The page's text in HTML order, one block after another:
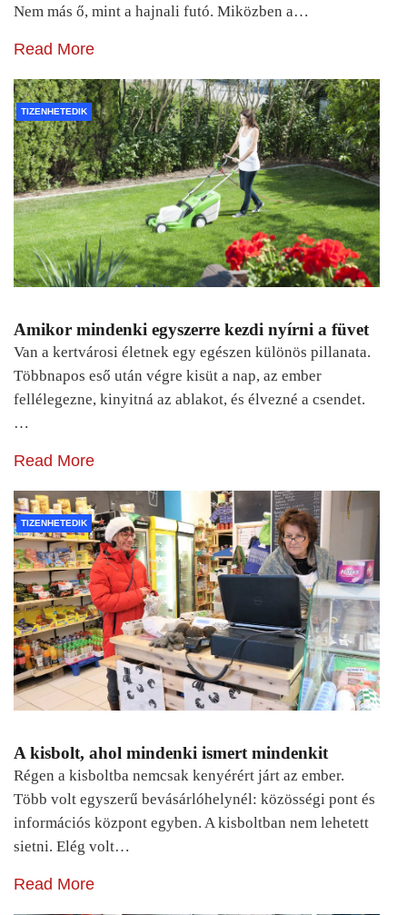
Nem más ő, mint a hajnali futó. Miközben a…
Read More
TIZENHETEDIK
Amikor mindenki egyszerre kezdi nyírni a füvet
Van a kertvárosi életnek egy egészen különös pillanata.
Többnapos eső után végre kisüt a nap, az ember
fellélegezne, kinyitná az ablakot, és élvezné a csendet.
…
Read More
TIZENHETEDIK
A kisbolt, ahol mindenki ismert mindenkit
Régen a kisboltba nemcsak kenyérért járt az ember.
Több volt egyszerű bevásárlóhelynél: közösségi pont és
információs központ egyben. A kisboltban nem lehetett
sietni. Elég volt…
Read More